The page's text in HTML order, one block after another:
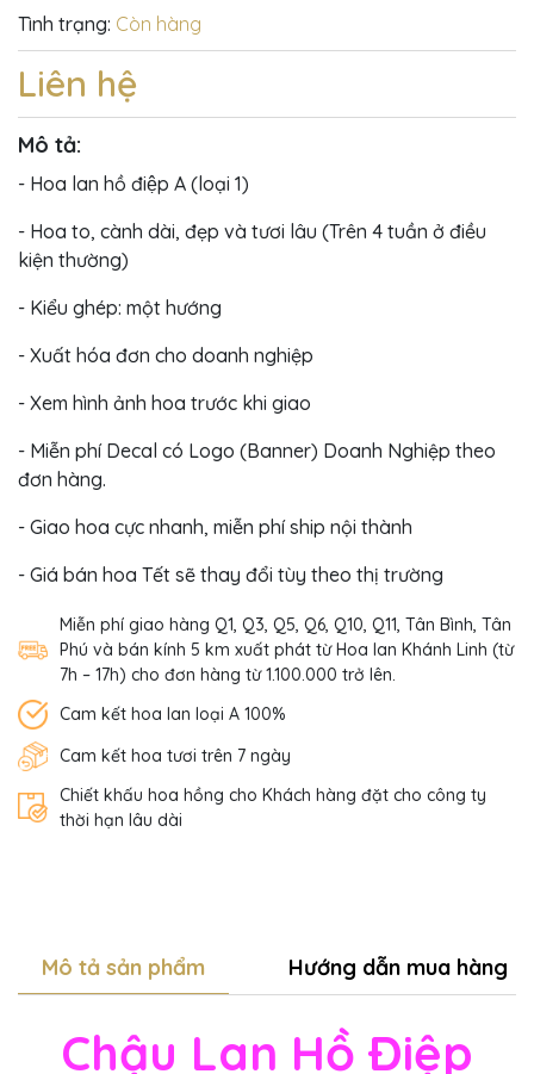
Tình trạng: Còn hàng
Liên hệ
Mô tả:
- Hoa lan hồ điệp A (loại 1)
- Hoa to, cành dài, đẹp và tươi lâu (Trên 4 tuần ở điều
kiện thường)
- Kiểu ghép: một hướng
- Xuất hóa đơn cho doanh nghiệp
- Xem hình ảnh hoa trước khi giao
- Miễn phí Decal có Logo (Banner) Doanh Nghiệp theo
đơn hàng.
- Giao hoa cực nhanh, miễn phí ship nội thành
- Giá bán hoa Tết sẽ thay đổi tùy theo thị trường
Miễn phí giao hàng Q1, Q3, Q5, Q6, Q10, Q11, Tân Bình, Tân
Phú và bán kính 5 km xuất phát từ Hoa lan Khánh Linh (từ
7h – 17h) cho đơn hàng từ 1.100.000 trở lên.
Cam kết hoa lan loại A 100%
Cam kết hoa tươi trên 7 ngày
Chiết khấu hoa hồng cho Khách hàng đặt cho công ty
thời hạn lâu dài
Mô tả sản phẩm Hướng dẫn mua hàng
Chậu Lan Hồ Điệp